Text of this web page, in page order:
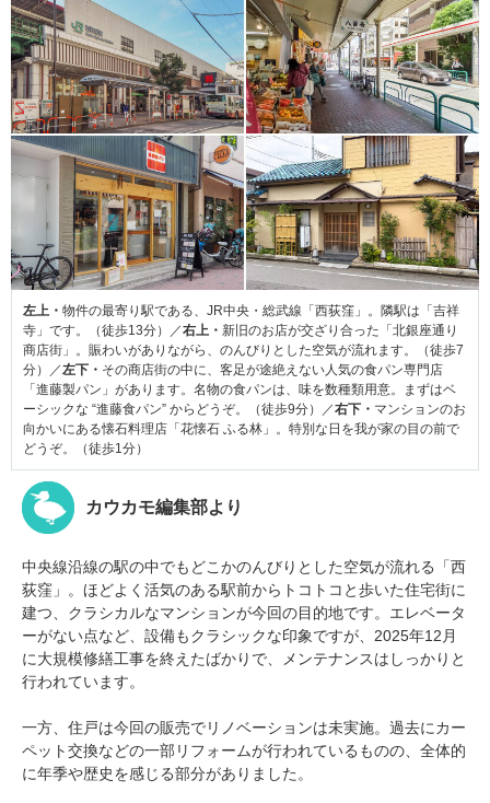
左上・ 物件の最寄り駅である、JR中央・総武線「西荻窪」。隣駅は「吉祥
寺」です。（徒歩13分）／右上・ 新旧のお店が交ざり合った「北銀座通り
商店街」。賑わいがありながら、のんびりとした空気が流れます。（徒歩7
分）／左下・ その商店街の中に、客足が途絶えない人気の食パン専門店
「進藤製パン」があります。名物の食パンは、味を数種類用意。まずはベ
ーシックな “進藤食パン” からどうぞ。（徒歩9分）／右下・ マンションのお
向かいにある懐石料理店「花懐石 ふる林」。特別な日を我が家の目の前で
どうぞ。（徒歩1分）
カウカモ編集部より
中央線沿線の駅の中でもどこかのんびりとした空気が流れる「西
荻窪」。ほどよく活気のある駅前からトコトコと歩いた住宅街に
建つ、クラシカルなマンションが今回の目的地です。エレベータ
ーがない点など、設備もクラシックな印象ですが、2025年12月
に大規模修繕工事を終えたばかりで、メンテナンスはしっかりと
行われています。
一方、住戸は今回の販売でリノベーションは未実施。過去にカー
ペット交換などの一部リフォームが行われているものの、全体的
に年季や歴史を感じる部分がありました。